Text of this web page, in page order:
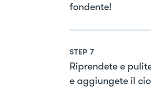
fondente!
STEP 7
Riprendete e
e aggiungete il